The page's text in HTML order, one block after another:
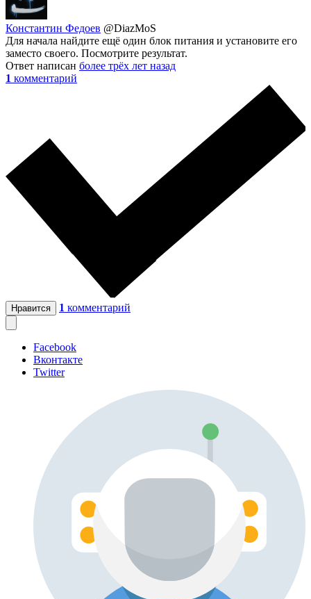
Константин Федоев @DiazMoS
Для начала найдите ещё один блок питания и установите его
заместо своего. Посмотрите результат.
Ответ написан более трёх лет назад
1 комментарий
Нравится 1 комментарий
Facebook
Вконтакте
Twitter